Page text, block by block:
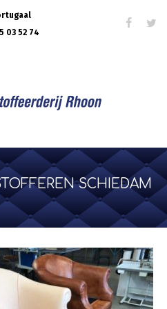
03 52 74
SCHIEDAM